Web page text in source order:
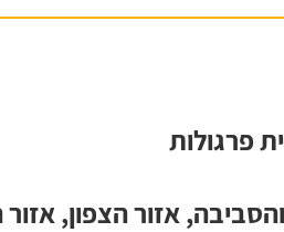
פרגולות
אזור הצפון,